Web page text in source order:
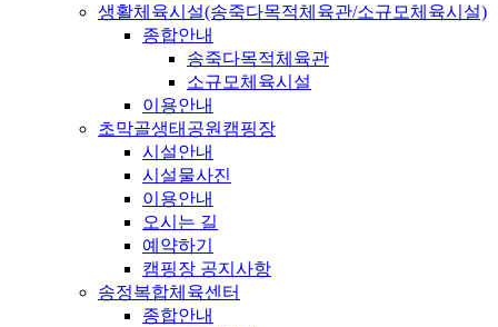
생활체육시설(송죽다목적체육관/소규모체육시설)
종합안내
송죽다목적체육관
소규모체육시설
이용안내
초막골생태공원캠핑장
시설안내
시설물사진
이용안내
오시는 길
예약하기
캠핑장 공지사항
송정복합체육센터
종합안내